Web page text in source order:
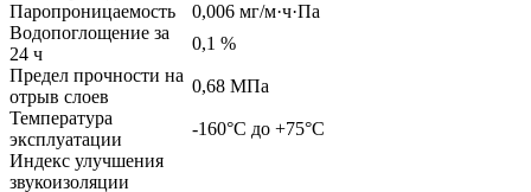
Паропроницаемость
0,006 мг/м·ч·Па
Водопоглощение за
24 ч
0,1 %
Предел прочности на
отрыв слоев
0,68 МПа
Температура
эксплуатации
-160°С до +75°С
Индекс улучшения
звукоизоляции